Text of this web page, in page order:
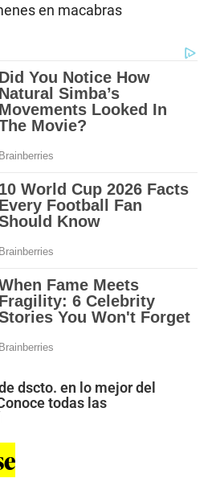
en macabras
dscto. en lo mejor del
todas las